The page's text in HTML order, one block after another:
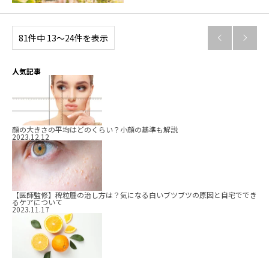
81件中 13〜24件を表示  
人気記事
顔の大きさの平均はどのくらい？小顔の基準も解説
2023.12.12
【医師監修】稗粒腫の治し方は？気になる白いブツブツの原因と自宅ででき
るケアについて
2023.11.17